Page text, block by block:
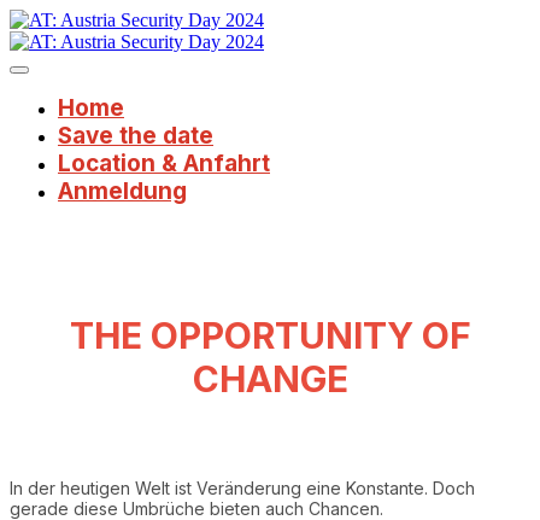
Home
Save the date
Location & Anfahrt
Anmeldung
THE OPPORTUNITY OF
CHANGE
In der heutigen Welt ist Veränderung eine Konstante. Doch
gerade diese Umbrüche bieten auch Chancen.